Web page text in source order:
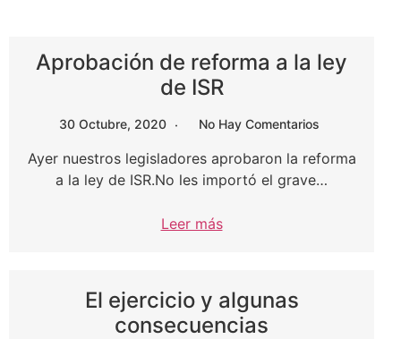
Aprobación de reforma a la ley
de ISR
30 Octubre, 2020 No Hay Comentarios
Ayer nuestros legisladores aprobaron la reforma
a la ley de ISR.No les importó el grave…
Leer más
El ejercicio y algunas
consecuencias